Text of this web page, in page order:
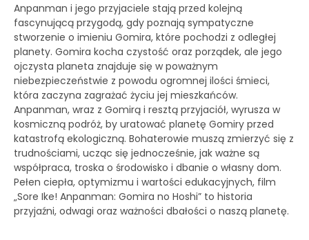
Anpanman i jego przyjaciele stają przed kolejną
fascynującą przygodą, gdy poznają sympatyczne
stworzenie o imieniu Gomira, które pochodzi z odległej
planety. Gomira kocha czystość oraz porządek, ale jego
ojczysta planeta znajduje się w poważnym
niebezpieczeństwie z powodu ogromnej ilości śmieci,
która zaczyna zagrażać życiu jej mieszkańców.
Anpanman, wraz z Gomirą i resztą przyjaciół, wyrusza w
kosmiczną podróż, by uratować planetę Gomiry przed
katastrofą ekologiczną. Bohaterowie muszą zmierzyć się z
trudnościami, ucząc się jednocześnie, jak ważne są
współpraca, troska o środowisko i dbanie o własny dom.
Pełen ciepła, optymizmu i wartości edukacyjnych, film
„Sore Ike! Anpanman: Gomira no Hoshi” to historia
przyjaźni, odwagi oraz ważności dbałości o naszą planetę.